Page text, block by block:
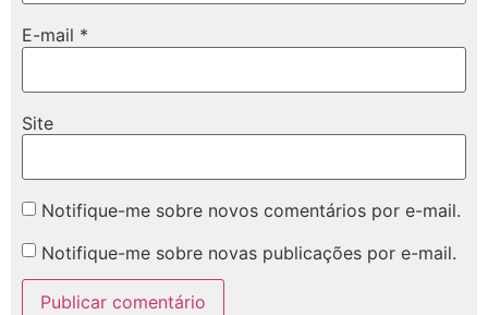
E-mail *
Site
Notifique-me sobre novos comentários por e-mail.
Notifique-me sobre novas publicações por e-mail.